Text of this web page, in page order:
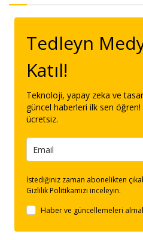
Tedleyn
Katıl!
Teknoloji, yapay zeka ve
güncel haberleri ilk sen
ücretsiz.
İstediğiniz zaman abonelikten
Gizlilik Politikamızı inceleyin.
Haber ve güncellemeleri